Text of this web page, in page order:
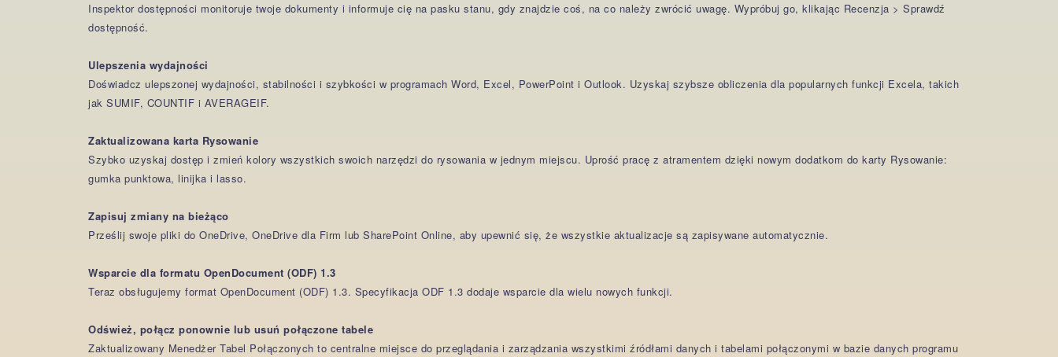
Inspektor dostępności monitoruje twoje dokumenty i informuje cię na pasku stanu, gdy znajdzie coś, na co należy zwrócić uwagę. Wypróbuj go, klikając Recenzja > Sprawdź
dostępność.
Ulepszenia wydajności
Doświadcz ulepszonej wydajności, stabilności i szybkości w programach Word, Excel, PowerPoint i Outlook. Uzyskaj szybsze obliczenia dla popularnych funkcji Excela, takich
jak SUMIF, COUNTIF i AVERAGEIF.
Zaktualizowana karta Rysowanie
Szybko uzyskaj dostęp i zmień kolory wszystkich swoich narzędzi do rysowania w jednym miejscu. Uprość pracę z atramentem dzięki nowym dodatkom do karty Rysowanie:
gumka punktowa, linijka i lasso.
Zapisuj zmiany na bieżąco
Prześlij swoje pliki do OneDrive, OneDrive dla Firm lub SharePoint Online, aby upewnić się, że wszystkie aktualizacje są zapisywane automatycznie.
Wsparcie dla formatu OpenDocument (ODF) 1.3
Teraz obsługujemy format OpenDocument (ODF) 1.3. Specyfikacja ODF 1.3 dodaje wsparcie dla wielu nowych funkcji.
Odśwież, połącz ponownie lub usuń połączone tabele
Zaktualizowany Menedżer Tabel Połączonych to centralne miejsce do przeglądania i zarządzania wszystkimi źródłami danych i tabelami połączonymi w bazie danych programu